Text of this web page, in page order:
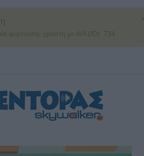
φόρτωσης χρήστη με Α/Α (ID): 734